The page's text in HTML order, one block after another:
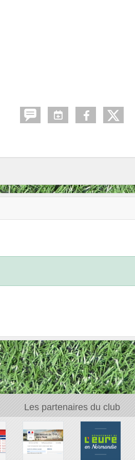
Les partenaires du club